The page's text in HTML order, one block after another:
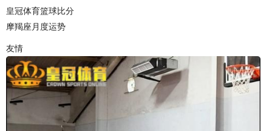
皇冠体育篮球比分
摩羯座月度运势
友情